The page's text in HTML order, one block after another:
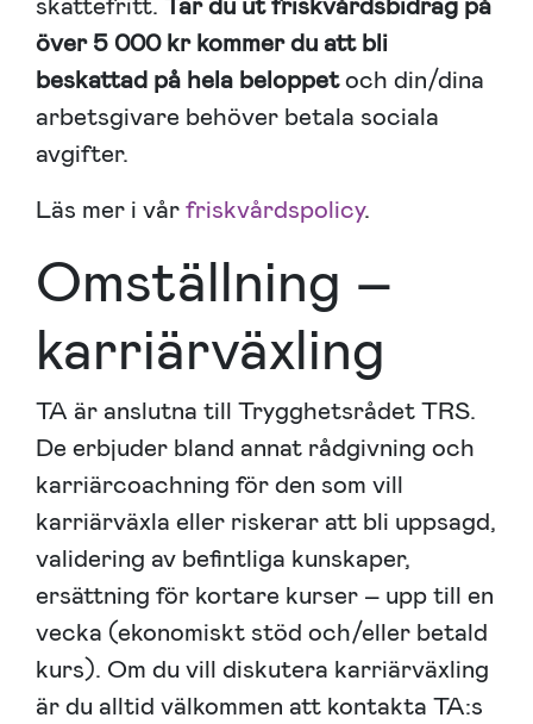
över 5 000 kr kommer du att bli
beskattad på hela beloppetoch din/dina
arbetsgivare behöver betala sociala
avgifter.
Läs mer i vårfriskvårdspolicy.
Omställning –
karriärväxling
TA är anslutna till Trygghetsrådet TRS.
De erbjuder bland annat rådgivning och
karriärcoachning för den som vill
karriärväxla eller riskerar att bli uppsagd,
validering av befintliga kunskaper,
ersättning för kortare kurser – upp till en
vecka (ekonomiskt stöd och/eller betald
kurs). Om du vill diskutera karriärväxling
är du alltid välkommen att kontakta TA:s